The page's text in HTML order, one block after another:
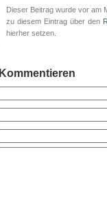
Dieser Beitrag wurde vor am
zu diesem Eintrag über den
hierher setzen.
Kommentieren